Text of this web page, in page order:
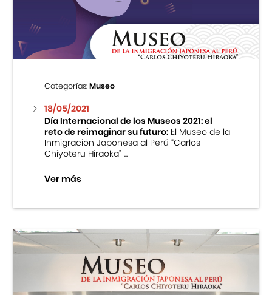
Centro Cultural Peruano Japonés
Cursos
Museo de la Inmigración Japonesa
Fondo Editorial
Teatro Peruano Japonés
Categorías:Museo
18/05/2021
Día Internacional de los Museos 2021: el
reto de reimaginar su futuro:El Museo de la
Inmigración Japonesa al Perú “Carlos
Chiyoteru Hiraoka” ...
Ver más